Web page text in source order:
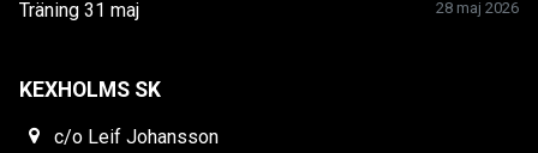
Träning 31 maj 28 maj 2026
KEXHOLMS SK
c/o Leif Johansson